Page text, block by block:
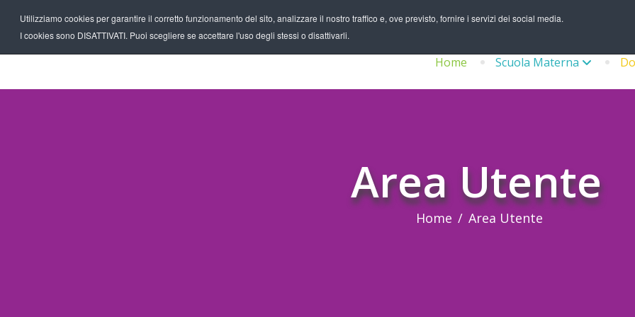
Utilizziamo cookies per garantire il corretto funzionamento del sito, analizzare il nostro traffico e, ove previsto, fornire i servizi dei social media.
I cookies sono DISATTIVATI. Puoi scegliere se accettare l'uso degli stessi o disattivarli.
Home Scuola Materna
Area Utente
Home Area Utente